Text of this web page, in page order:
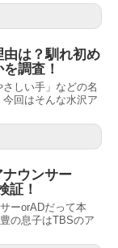
は？馴れ初め
調査！
しい手」などの名
回はそんな水沢ア
ウンサー
証！
ーorADだって本
の息子はTBSのア